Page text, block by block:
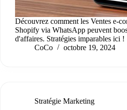
Découvrez comment les Ventes e-
Shopify via WhatsApp peuvent
d'affaires. Stratégies imparables ici !
CoCo
octobre 19, 2024
Stratégie Marketing